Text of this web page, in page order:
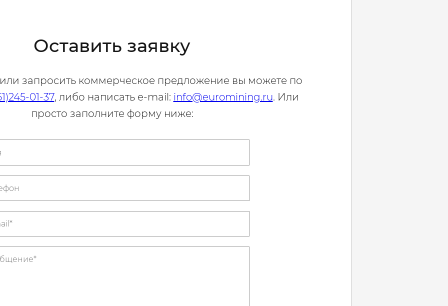
Оставить заявку
запросить коммерческое предложение вы можете по
01-37, либо написать e-mail: info@euromining.ru. Или
просто заполните форму ниже: